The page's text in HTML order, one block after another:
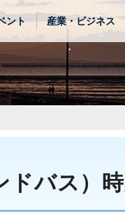
ント 産業・ビジネス
ドバス）